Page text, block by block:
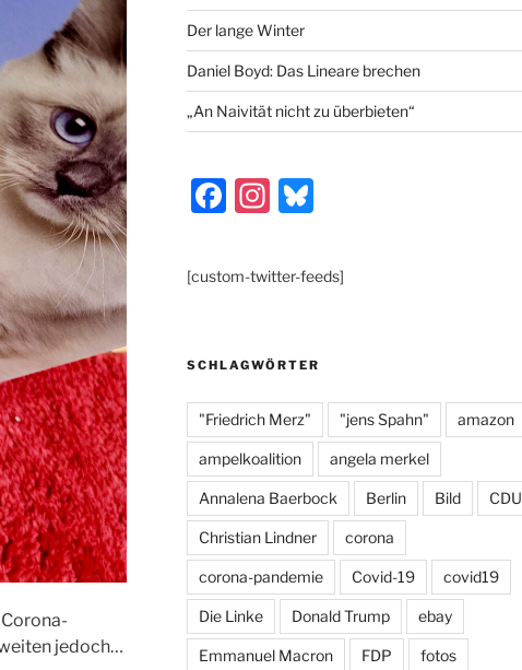
jedoch…
Der lange Winter
Daniel Boyd: Das Lineare brechen
„An Naivität nicht zu überbieten“
F
c
o
o
k
In
a
m
Bl
e
y
[custom-twitter-feeds]
SCHLAGWÖRTER
"Friedrich Merz" "jens Spahn" amazon
ampelkoalition angela merkel
Annalena Baerbock Berlin Bild CDU
Christian Lindner corona
corona-pandemie Covid-19 covid19
Die Linke Donald Trump ebay
Emmanuel Macron FDP fotos